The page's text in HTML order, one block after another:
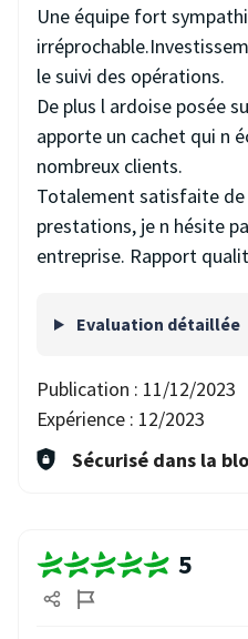
Une équipe fort
le suivi des opérations.
De plus l ardoise posée
apporte un cachet qui n
nombreux clients.
Totalement satisfaite de
prestations, je n hésite
entreprise. Rapport
Evaluation détaillée
Publication : 11/12/2023
Expérience : 12/2023
Sécurisé dans la
5